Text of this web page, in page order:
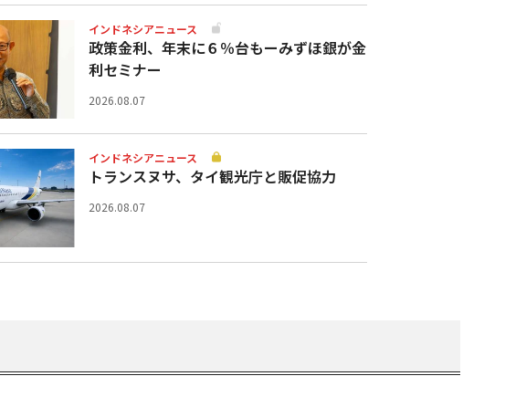
インドネシアニュース
政策金利、年末に６％台もーみずほ銀が金
利セミナー
2026.08.07
インドネシアニュース
トランスヌサ、タイ観光庁と販促協力
2026.08.07